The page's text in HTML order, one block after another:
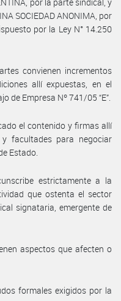
SOCIEDAD ANONIMA, por
por la Ley N° 14.250
convienen incrementos
allí expuestas, en el
de Empresa Nº 741/05 “E”.
el contenido y firmas allí
facultades para negociar
Estado.
estrictamente a la
que ostenta el sector
signataria, emergente de
aspectos que afecten o
formales exigidos por la